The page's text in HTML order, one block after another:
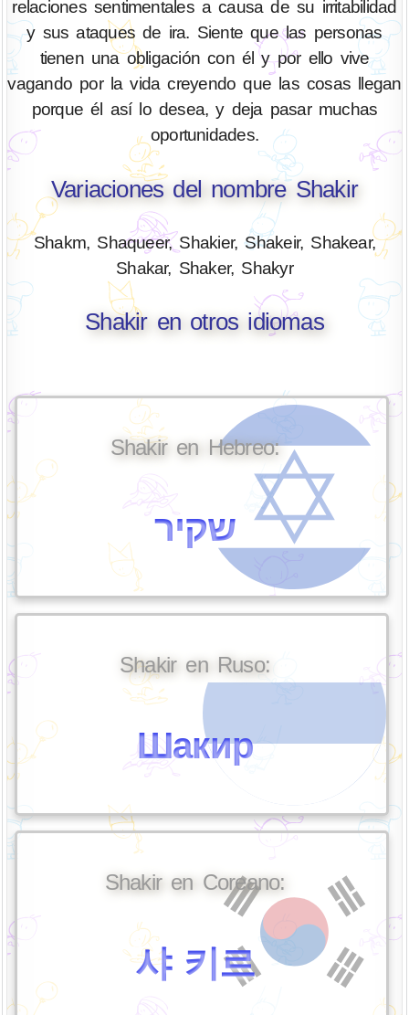
relaciones sentimentales a causa de su irritabilidad
y sus ataques de ira. Siente que las personas
tienen una obligación con él y por ello vive
vagando por la vida creyendo que las cosas llegan
porque él así lo desea, y deja pasar muchas
oportunidades.
Variaciones del nombre Shakir
Shakm, Shaqueer, Shakier, Shakeir, Shakear,
Shakar, Shaker, Shakyr
Shakir en otros idiomas
Shakir en Hebreo:
שקיר
Shakir en Ruso:
Шакир
Shakir en Coreano:
샤 키르